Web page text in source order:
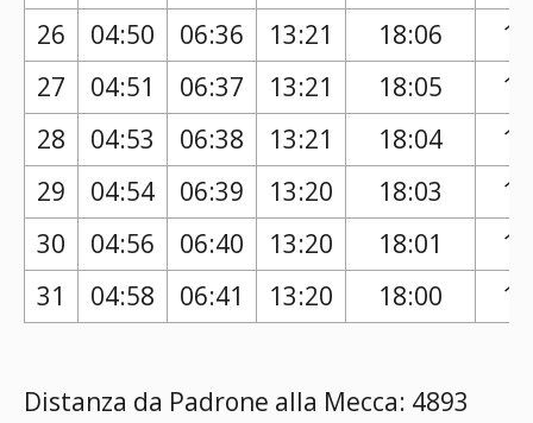
26
04:50 06:36 13:21 18:06
27
04:51 06:37 13:21 18:05
28
04:53 06:38 13:21 18:04
29
04:54 06:39 13:20 18:03
30
04:56 06:40 13:20 18:01
31
04:58 06:41 13:20 18:00
Distanza da Padrone alla Mecca: 4893